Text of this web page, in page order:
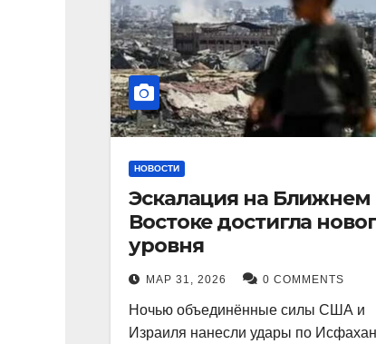
НОВОСТИ
Эскалация на Ближнем
Востоке достигла
уровня
МАР 31, 2026 0 COMMENTS
Ночью объединённые силы США и
Израиля нанесли удары по